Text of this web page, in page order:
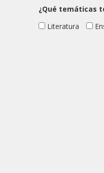
¿Qué temáticas
Literatura